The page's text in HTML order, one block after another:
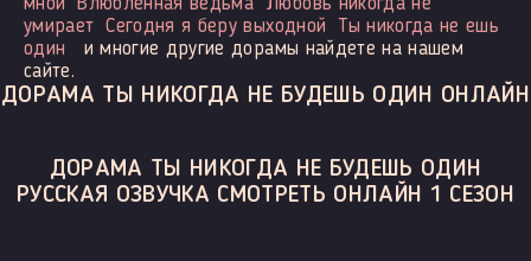
умирает
Сегодня я беру выходной
Ты никогда не ешь
один
и многие другие дорамы найдете на нашем
сайте.
ДОРАМА ТЫ НИКОГДА НЕ БУДЕШЬ ОДИН ОНЛАЙН
ДОРАМА ТЫ НИКОГДА НЕ БУДЕШЬ ОДИН
РУССКАЯ ОЗВУЧКА СМОТРЕТЬ ОНЛАЙН 1 СЕЗОН